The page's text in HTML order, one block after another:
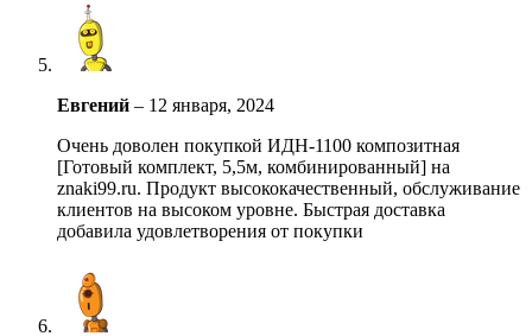
Евгений – 12 января, 2024
Очень доволен покупкой ИДН-1100 композитная
[Готовый комплект, 5,5м, комбинированный] на
znaki99.ru. Продукт высококачественный, обслуживание
клиентов на высоком уровне. Быстрая доставка
добавила удовлетворения от покупки